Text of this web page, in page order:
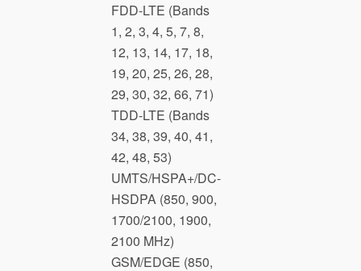
FDD-LTE (Bands
1, 2, 3, 4, 5, 7, 8,
12, 13, 14, 17, 18,
19, 20, 25, 26, 28,
29, 30, 32, 66, 71)
TDD-LTE (Bands
34, 38, 39, 40, 41,
42, 48, 53)
UMTS/HSPA+/DC-
HSDPA (850, 900,
1700/2100, 1900,
2100 MHz)
GSM/EDGE (850,